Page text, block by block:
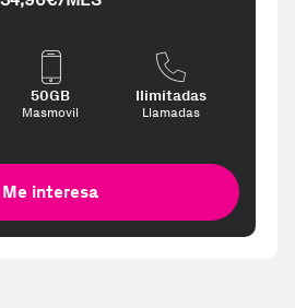
50GB
Masmovil
Ilimitadas
Llamadas
Me interesa